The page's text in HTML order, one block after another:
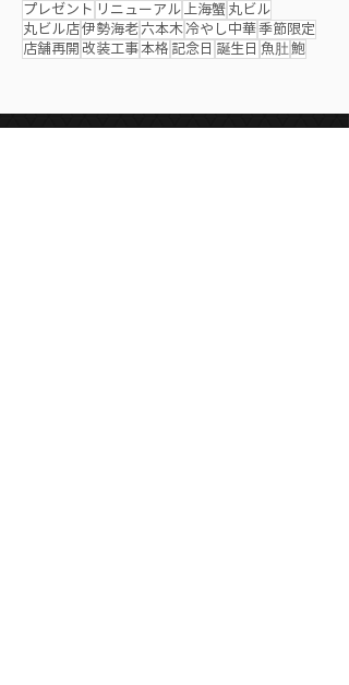
プレゼント リニューアル上海蟹丸ビル
丸ビル店伊勢海老六本木冷やし中華季節限定
店舗再開 改装工事本格 記念日 誕生日 魚肚鮑